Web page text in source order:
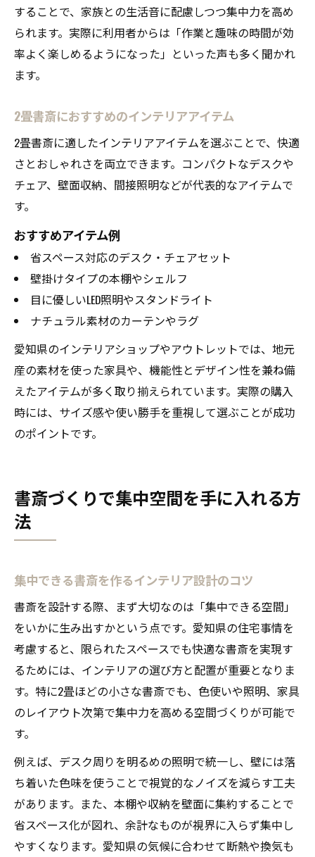
することで、家族との生活音に配慮しつつ集中力を高め
られます。実際に利用者からは「作業と趣味の時間が効
率よく楽しめるようになった」といった声も多く聞かれ
ます。
2畳書斎におすすめのインテリアアイテム
2畳書斎に適したインテリアアイテムを選ぶことで、快適
さとおしゃれさを両立できます。コンパクトなデスクや
チェア、壁面収納、間接照明などが代表的なアイテムで
す。
おすすめアイテム例
省スペース対応のデスク・チェアセット
壁掛けタイプの本棚やシェルフ
目に優しいLED照明やスタンドライト
ナチュラル素材のカーテンやラグ
愛知県のインテリアショップやアウトレットでは、地元
産の素材を使った家具や、機能性とデザイン性を兼ね備
えたアイテムが多く取り揃えられています。実際の購入
時には、サイズ感や使い勝手を重視して選ぶことが成功
のポイントです。
書斎づくりで集中空間を手に入れる方
法
集中できる書斎を作るインテリア設計のコツ
書斎を設計する際、まず大切なのは「集中できる空間」
をいかに生み出すかという点です。愛知県の住宅事情を
考慮すると、限られたスペースでも快適な書斎を実現す
るためには、インテリアの選び方と配置が重要となりま
す。特に2畳ほどの小さな書斎でも、色使いや照明、家具
のレイアウト次第で集中力を高める空間づくりが可能で
す。
例えば、デスク周りを明るめの照明で統一し、壁には落
ち着いた色味を使うことで視覚的なノイズを減らす工夫
があります。また、本棚や収納を壁面に集約することで
省スペース化が図れ、余計なものが視界に入らず集中し
やすくなります。愛知県の気候に合わせて断熱や換気も